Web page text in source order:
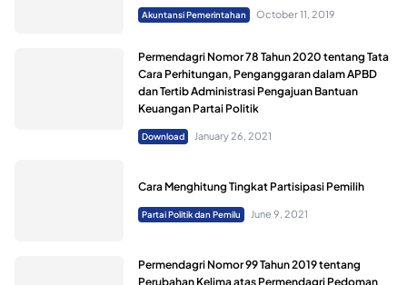
Akuntansi Pemerintahan October 11, 2019
Permendagri Nomor 78 Tahun 2020 tentang Tata
Cara Perhitungan, Penganggaran dalam APBD
dan Tertib Administrasi Pengajuan Bantuan
Keuangan Partai Politik
Download January 26, 2021
Cara Menghitung Tingkat Partisipasi Pemilih
Partai Politik dan Pemilu June 9, 2021
Permendagri Nomor 99 Tahun 2019 tentang
Perubahan Kelima atas Permendagri Pedoman